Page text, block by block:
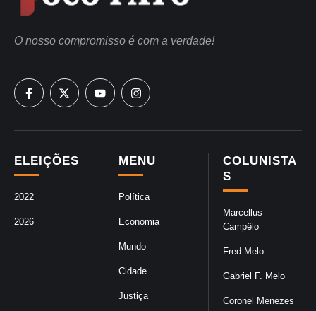
COLUNISTA
S
Marcellus
Campêlo
Fred Melo
Gabriel F. Melo
Coronel Menezes
MENU
Política
Economia
Mundo
Cidade
Justiça
ELEIÇÕES
2022
2026
O nosso compromisso é com a verdade!